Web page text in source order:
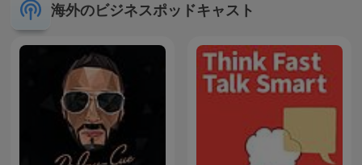
海外のビジネスポッドキャスト